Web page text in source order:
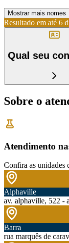
Mostrar mais nomes
Resultado em até 6
Qual seu
Sobre o
Atendimento
Confira as unidades
Alphaville
av. alphaville, 522 -
Barra
rua marquês de